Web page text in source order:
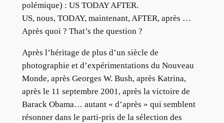
polémique) : US TODAY AFTER.
US, nous, TODAY, maintenant, AFTER, après …
Après quoi ? That’s the question ?
Après l’héritage de plus d’un siècle de
photographie et d’expérimentations du Nouveau
Monde, après Georges W. Bush, après Katrina,
après le 11 septembre 2001, après la victoire de
Barack Obama… autant « d’après » qui semblent
résonner dans le parti-pris de la sélection des